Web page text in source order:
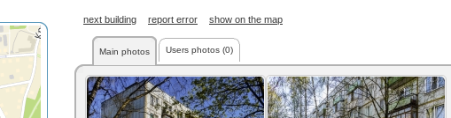
next building report error show on the map
Main photos Users photos (0)